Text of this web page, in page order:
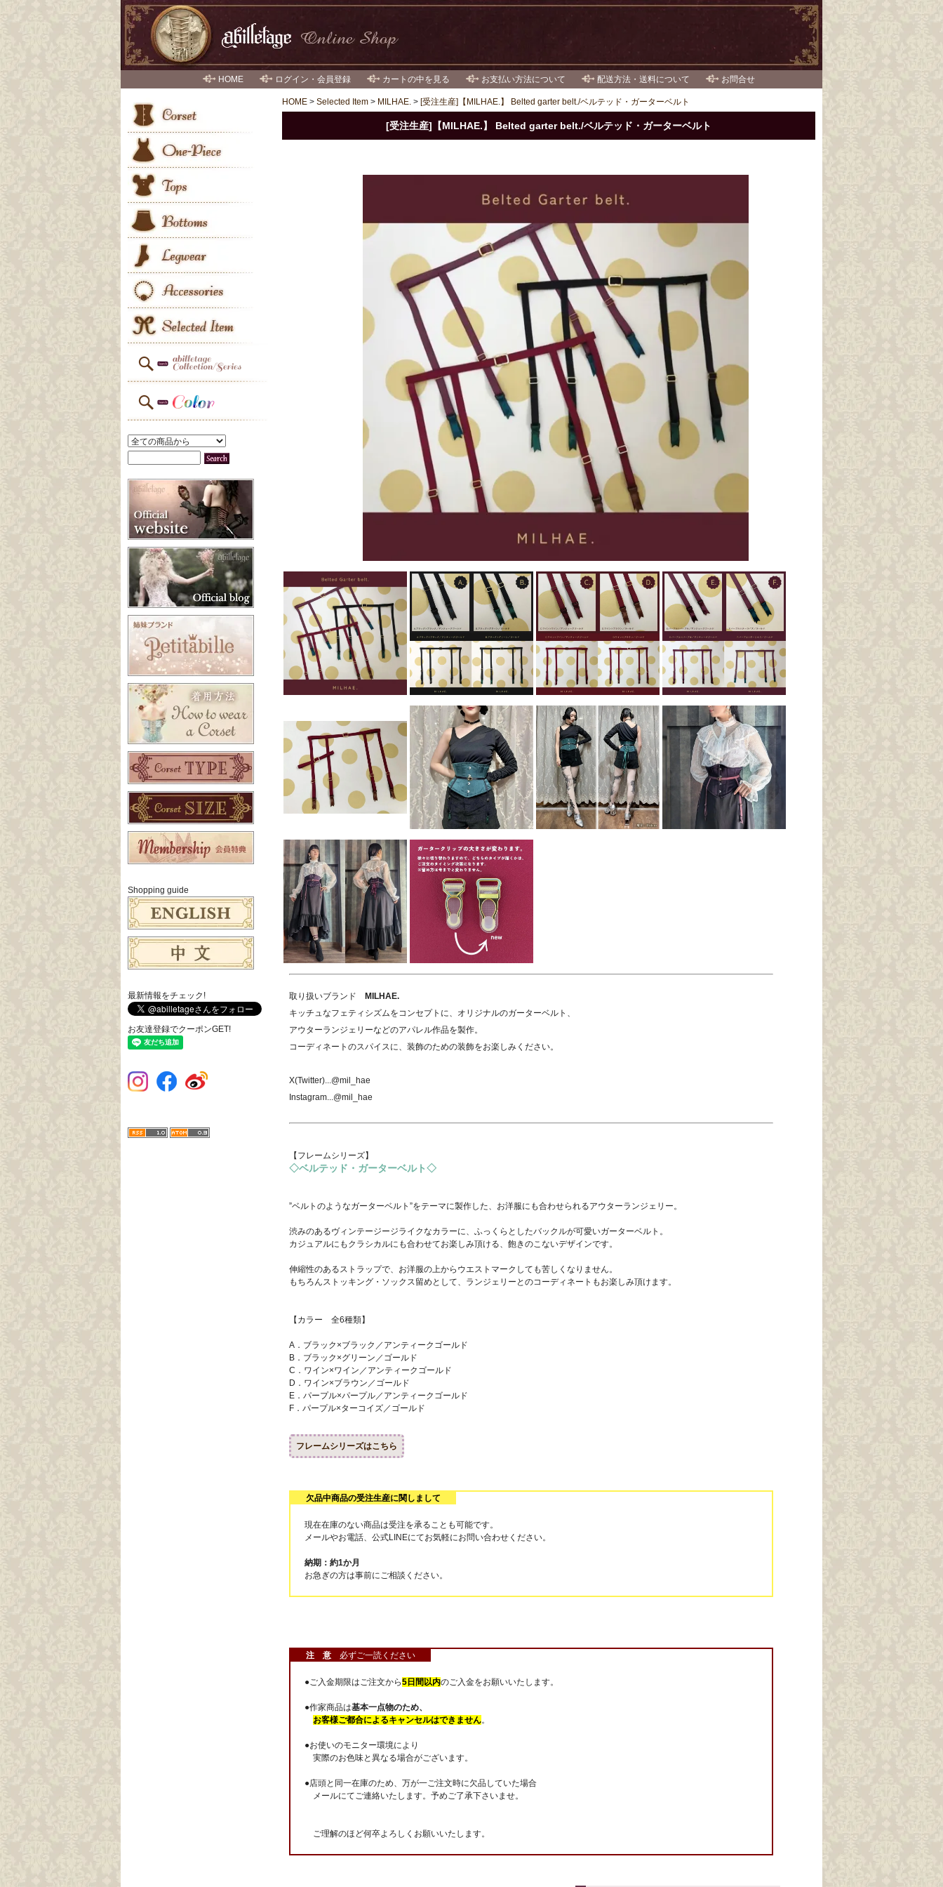
HOME ログイン・会員登録 カートの中を見る お支払い方法について 配送方法・送料について お問合せ
HOME > Selected Item > MILHAE. > [受注生産]【MILHAE.】 Belted garter belt./ベルテッド・ガーターベルト
[受注生産]【MILHAE.】 Belted garter belt./ベルテッド・ガーターベルト
取り扱いブランド
MILHAE.
キッチュなフェティシズムをコンセプトに、オリジナルのガーターベルト、
アウターランジェリーなどのアパレル作品を製作。
コーディネートのスパイスに、装飾のための装飾をお楽しみください。
X(Twitter)...@mil_hae
Instagram...@mil_hae
【フレームシリーズ】
◇ベルテッド・ガーターベルト◇
”ベルトのようなガーターベルト”をテーマに製作した、お洋服にも合わせられるアウターランジェリー。
渋みのあるヴィンテージージライクなカラーに、ふっくらとしたバックルが可愛いガーターベルト。
カジュアルにもクラシカルにも合わせてお楽しみ頂ける、飽きのこないデザインです。
伸縮性のあるストラップで、お洋服の上からウエストマークしても苦しくなりません。
もちろんストッキング・ソックス留めとして、ランジェリーとのコーディネートもお楽しみ頂けます。
【カラー 全6種類】
A．ブラック×ブラック／アンティークゴールド
B．ブラック×グリーン／ゴールド
C．ワイン×ワイン／アンティークゴールド
D．ワイン×ブラウン／ゴールド
E．パープル×パープル／アンティークゴールド
F．パープル×ターコイズ／ゴールド
フレームシリーズはこちら
欠品中商品の受注生産に関しまして
現在在庫のない商品は受注を承ることも可能です。
メールやお電話、公式LINEにてお気軽にお問い合わせください。
納期：約1か月
お急ぎの方は事前にご相談ください。
注 意 必ずご一読ください
●ご入金期限はご注文から5日間以内のご入金をお願いいたします。
●作家商品は基本一点物のため、
お客様ご都合によるキャンセルはできません。
●お使いのモニター環境により
実際のお色味と異なる場合がございます。
●店頭と同一在庫のため、万が一ご注文時に欠品していた場合
メールにてご連絡いたします。予めご了承下さいませ。
ご理解のほど何卒よろしくお願いいたします。
Shopping guide
最新情報をチェック!
お友達登録でクーポンGET!